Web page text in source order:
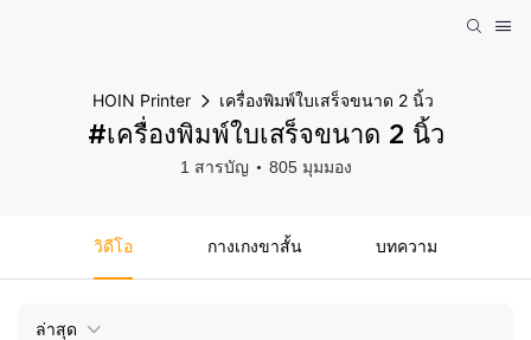
HOIN Printer เครื่องพิมพ์ใบเสร็จขนาด 2 นิ้ว
#เครื่องพิมพ์ใบเสร็จขนาด 2 นิ้ว
1 สารบัญ 805 มุมมอง
วิดีโอ กางเกงขาสั้น บทความ
ล่าสุด